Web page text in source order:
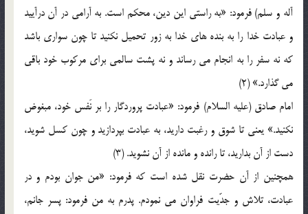
آله و سلم) فرمود: «به راستي اين دين، محكم است. به آرامي در آن درآييد
و عبادت خدا را به بنده هاي خدا به زور تحميل نكنيد تا چون سواري باشد
كه نه سفر را به انجام مي رساند و نه پشت سالمي براي مركوب خود باقي
مي گذارد.» (2)
امام صادق (عليه السلام) فرمود: «عبادت پروردگار را بر نَفس خود، مبغوض
نكنيد.» يعني تا شوق و رغبت داريد، به عبادت بپردازيد و چون كسل شويد،
دست از آن بداريد، تا رانده و مانده از آن نشويد. (3)
همچنين از آن حضرت نقل شده است كه فرمود: «من جوان بودم و در
عبادت، تلاش و جدّيت فراوان مي نمودم. پدرم به من فرمود: پسر جانم،